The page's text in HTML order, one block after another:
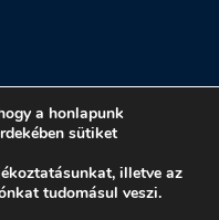
- 2022
a honlapunk
sütiket
illetve az
tudomásul veszi.